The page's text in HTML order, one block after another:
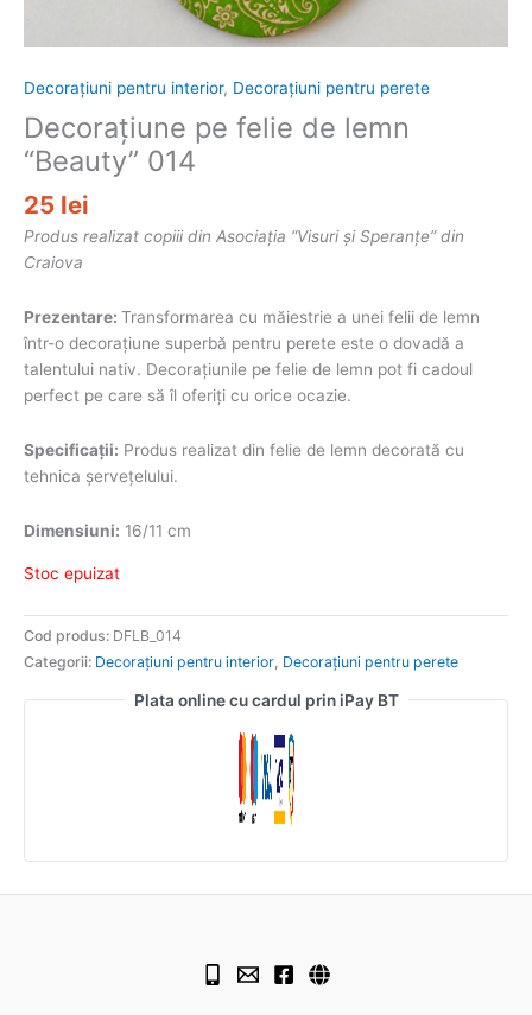
Decorațiuni pentru interior, Decorațiuni pentru perete
Decorațiune pe felie de lemn
“Beauty” 014
25 lei
Produs realizat copiii din Asociația “Visuri și Speranțe” din
Craiova
Prezentare: Transformarea cu măiestrie a unei felii de lemn
într-o decorațiune superbă pentru perete este o dovadă a
talentului nativ. Decorațiunile pe felie de lemn pot fi cadoul
perfect pe care să îl oferiți cu orice ocazie.
Specificații: Produs realizat din felie de lemn decorată cu
tehnica șervețelului.
Dimensiuni: 16/11 cm
Stoc epuizat
Cod produs: DFLB_014
Categorii: Decorațiuni pentru interior Decorațiuni pentru perete
Plata online cu cardul prin iPay BT